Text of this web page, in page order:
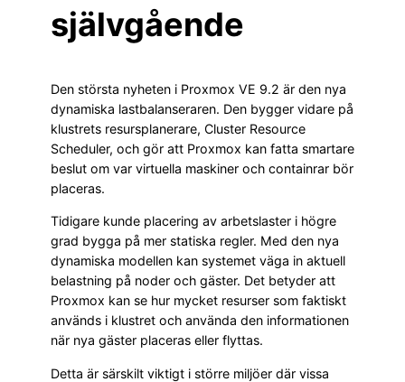
självgående
Den största nyheten i Proxmox VE 9.2 är den nya
dynamiska lastbalanseraren. Den bygger vidare på
klustrets resursplanerare, Cluster Resource
Scheduler, och gör att Proxmox kan fatta smartare
beslut om var virtuella maskiner och containrar bör
placeras.
Tidigare kunde placering av arbetslaster i högre
grad bygga på mer statiska regler. Med den nya
dynamiska modellen kan systemet väga in aktuell
belastning på noder och gäster. Det betyder att
Proxmox kan se hur mycket resurser som faktiskt
används i klustret och använda den informationen
när nya gäster placeras eller flyttas.
Detta är särskilt viktigt i större miljöer där vissa